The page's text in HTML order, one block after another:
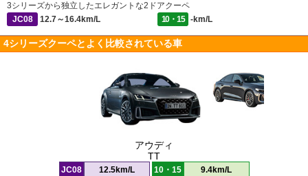
3シリーズから独立したエレガントな2ドアクーペ
JC08
12.7～16.4km/L 10・15 -km/L
4シリーズクーペとよく比較されている車
アウディ
TT
JC08 12.5km/L 10・15 9.4km/L